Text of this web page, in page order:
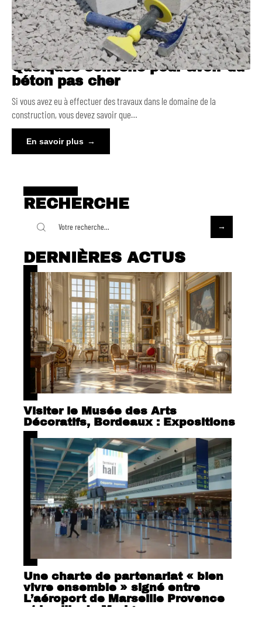
Quelques conseils pour avoir du
béton pas cher
Si vous avez eu à effectuer des travaux dans le domaine de la
construction, vous devez savoir que…
En savoir plus
RECHERCHE
DERNIÈRES ACTUS
Visiter le Musée des Arts
Décoratifs, Bordeaux : Expositions
Une charte de partenariat « bien
vivre ensemble » signé entre
L’aéroport de Marseille Provence
et la ville de Marigane